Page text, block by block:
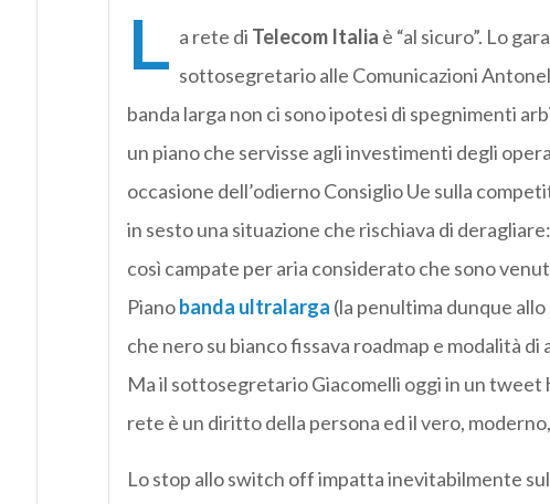
L a rete di Telecom Italia è “al sicuro”. Lo
sottosegretario alle Comunicazioni
banda larga non ci sono ipotesi di spegnimenti
un piano che servisse agli investimenti degli
occasione dell’odierno Consiglio Ue sulla
in sesto una situazione che rischiava di
così campate per aria considerato che sono
Pianobanda ultralarga (la penultima dunque
che nero su bianco fissava roadmap e modalità
Ma il sottosegretario Giacomelli oggi in un tweet
rete è un diritto della persona ed il vero,
Lo stop allo switch off impatta inevitabilmente